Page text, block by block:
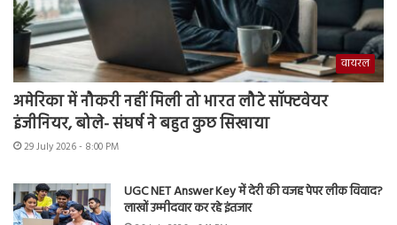
वायरल
अमेरिका में नौकरी नहीं मिली तो भारत लौटे सॉफ्टवेयर
इंजीनियर, बोले- संघर्ष ने बहुत कुछ सिखाया
29 July 2026 - 8:00 PM
UGC NET Answer Key में देरी की वजह पेपर लीक विवाद?
लाखों उम्मीदवार कर रहे इंतजार